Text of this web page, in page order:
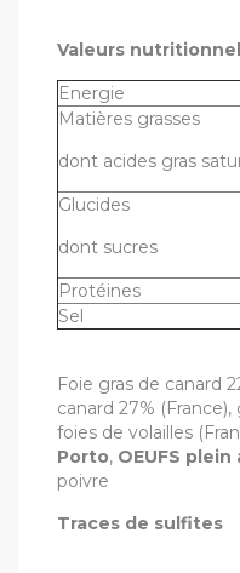
Valeurs
Energie
Matières grasses
dont acides gras
Glucides
dont sucres
Protéines
Sel
Foie gras de canard
canard 27%
foies de volailles
Porto, OEUFS plein
poivre
Traces de sulfites